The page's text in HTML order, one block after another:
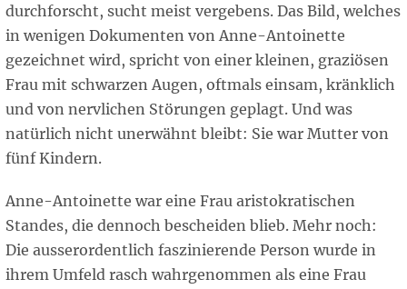
durchforscht, sucht meist vergebens. Das Bild, welches
in wenigen Dokumenten von Anne-Antoinette
gezeichnet wird, spricht von einer kleinen, graziösen
Frau mit schwarzen Augen, oftmals einsam, kränklich
und von nervlichen Störungen geplagt. Und was
natürlich nicht unerwähnt bleibt: Sie war Mutter von
fünf Kindern.
Anne-Antoinette war eine Frau aristokratischen
Standes, die dennoch bescheiden blieb. Mehr noch:
Die ausserordentlich faszinierende Person wurde in
ihrem Umfeld rasch wahrgenommen als eine Frau